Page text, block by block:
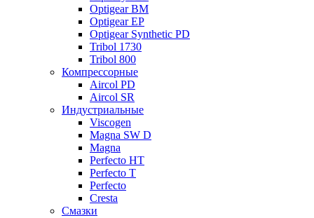
Optigear BM
Optigear EP
Optigear Synthetic PD
Tribol 1730
Tribol 800
Компрессорные
Aircol PD
Aircol SR
Индустриальные
Viscogen
Magna SW D
Magna
Perfecto HT
Perfecto T
Perfecto
Cresta
Смазки